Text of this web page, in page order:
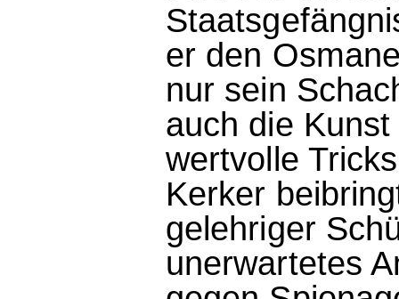
er den
nur sein
auch die
wertvolle
Kerker
gelehriger
unerwartetes